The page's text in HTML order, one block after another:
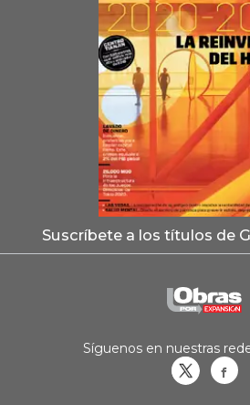
Suscríbete a los títulos de
Síguenos en nuestras